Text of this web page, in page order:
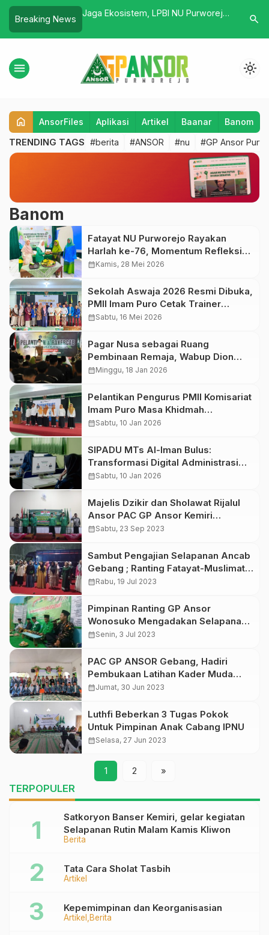
Breaking News
Pesantren
Jaga Ekosistem, LPBI NU Purworejo
Ikan
search
menu light_mode
home AnsorFiles Aplikasi Artikel Baanar Banom
TRENDING TAGS #berita #ANSOR #nu #GP Ansor
Banom
Fatayat NU Purworejo Rayakan
Harlah ke-76, Momentum Refleksi
dan Penguatan Peran Perempuan
calendar_monthKamis, 28 Mei 2026
Sekolah Aswaja 2026 Resmi Dibuka,
PMII Imam Puro Cetak Trainer
Ideologi di Era Digital
calendar_monthSabtu, 16 Mei 2026
Pagar Nusa sebagai Ruang
Pembinaan Remaja, Wabup Dion
Ajak Kolaborasi Cegah Kenakalan
calendar_monthMinggu, 18 Jan 2026
Pelantikan Pengurus PMII Komisariat
Imam Puro Masa Khidmah
2025/2026 Dirangkai Talkshow
calendar_monthSabtu, 10 Jan 2026
SIPADU MTs Al-Iman Bulus:
Transformasi Digital Administrasi
Pelajar
calendar_monthSabtu, 10 Jan 2026
Majelis Dzikir dan Sholawat Rijalul
Ansor PAC GP Ansor Kemiri
Meriahkan Malam Sabtu Pahing
calendar_monthSabtu, 23 Sep 2023
Sambut Pengajian Selapanan Ancab
Gebang ; Ranting Fatayat-Muslimat
Ngemplak Giat Latihan Paduan Suara
calendar_monthRabu, 19 Jul 2023
Pimpinan Ranting GP Ansor
Wonosuko Mengadakan Selapanan
Majelis Dzikir dan Shalawat Rijalul
calendar_monthSenin, 3 Jul 2023
PAC GP ANSOR Gebang, Hadiri
Pembukaan Latihan Kader Muda
(LAKMUD) PAC IPNU IPPNU
calendar_monthJumat, 30 Jun 2023
Luthfi Beberkan 3 Tugas Pokok
Untuk Pimpinan Anak Cabang IPNU
calendar_monthSelasa, 27 Jun 2023
1 2 »
TERPOPULER
Berita
Satkoryon Banser Kemiri, gelar kegiatan
Selapanan Rutin Malam Kamis Kliwon
Artikel
Tata Cara Sholat Tasbih
Artikel Berita
Kepemimpinan dan Keorganisasian